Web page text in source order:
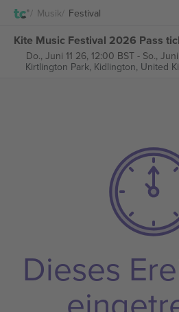
Musik Festival
Kite Music Festival 2026 Pass
Do., Juni 11 26, 12:00 BST- So.,
Kirtlington Park, Kidlington, United
Dieses